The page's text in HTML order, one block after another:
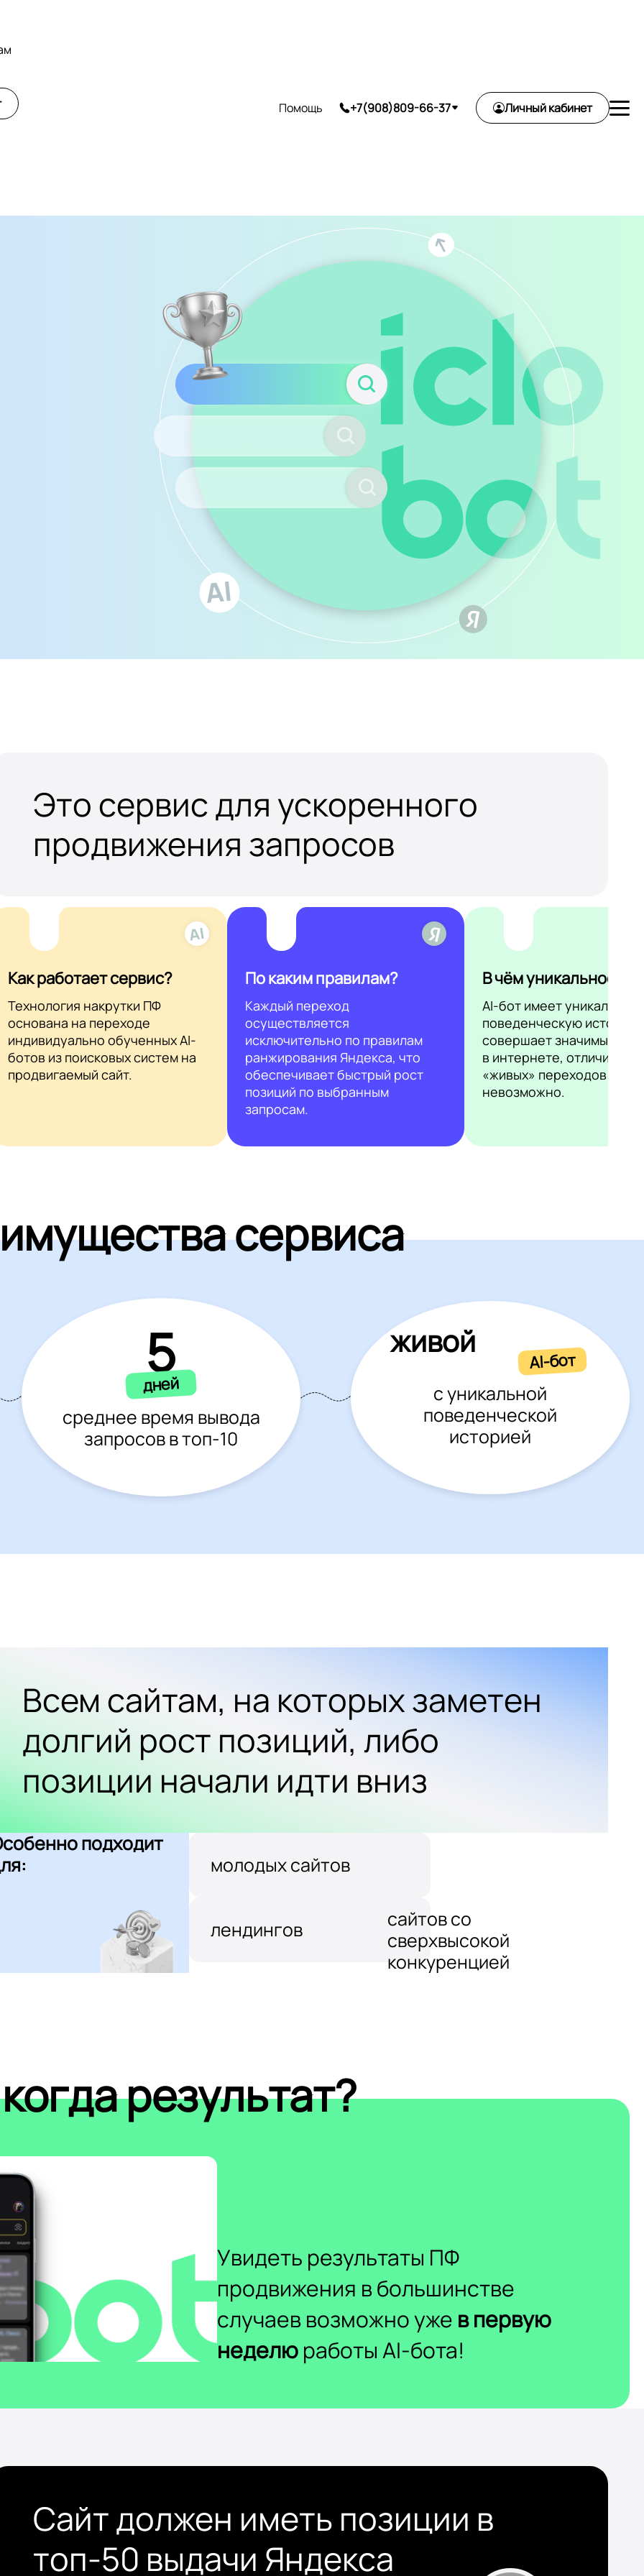
Помощь +7(908)809-66-37 Личный кабинет
Это сервис для ускоренного
продвижения запросов
Как работает сервис?
Технология накрутки ПФ
основана на переходе
индивидуально обученных AI-
ботов из поисковых систем на
продвигаемый сайт.
По каким правилам?
Каждый переход
осуществляется
исключительно по правилам
ранжирования Яндекса, что
обеспечивает быстрый рост
позиций по выбранным
запросам.
В чём уникальность?
AI-бот имеет уникальную
поведенческую историю
совершает значимые
в интернете, отличить
«живых» переходов
невозможно.
сервиса
5
дней
среднее время вывода
запросов в топ-10
живой
AI-бот
с уникальной
поведенческой
историей
Всем сайтам, на которых заметен
долгий рост позиций, либо
позиции начали идти вниз
подходит
молодых сайтов
лендингов
сайтов со
сверхвысокой
конкуренцией
результат?
Увидеть результаты ПФ
продвижения в большинстве
случаев возможно уже в первую
неделюработы AI-бота!
Сайт должен иметь позиции в
топ-50 выдачи Яндекса